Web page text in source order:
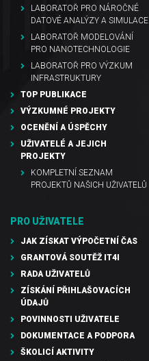
LABORATOŘ PRO NÁROČNÉ
DATOVÉ ANALÝZY A SIMULACE
LABORATOŘ MODELOVÁNÍ
PRO NANOTECHNOLOGIE
LABORATOŘ PRO VÝZKUM
INFRASTRUKTURY
TOP PUBLIKACE
VÝZKUMNÉ PROJEKTY
OCENĚNÍ A ÚSPĚCHY
UŽIVATELÉ A JEJICH
PROJEKTY
KOMPLETNÍ SEZNAM
PROJEKTŮ NAŠICH UŽIVATELŮ
PRO UŽIVATELE
JAK ZÍSKAT VÝPOČETNÍ ČAS
GRANTOVÁ SOUTĚŽ IT4I
RADA UŽIVATELŮ
ZÍSKÁNÍ PŘIHLAŠOVACÍCH
ÚDAJŮ
POVINNOSTI UŽIVATELE
DOKUMENTACE A PODPORA
ŠKOLICÍ AKTIVITY